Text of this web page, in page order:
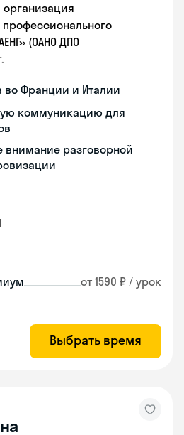
(ОАНО ДПО
во Франции и Италии
коммуникацию для
внимание разговорной
от 1590 ₽ / урок
Выбрать время